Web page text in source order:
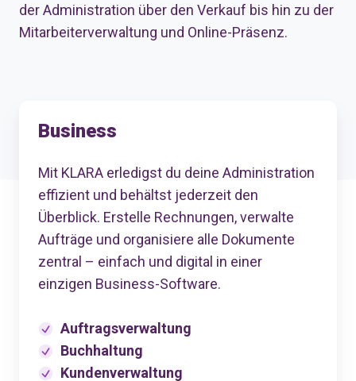
der Administration über den Verkauf bis hin zu der
Mitarbeiterverwaltung und Online-Präsenz.
Business
Mit KLARA erledigst du deine Administration
effizient und behältst jederzeit den
Überblick. Erstelle Rechnungen, verwalte
Aufträge und organisiere alle Dokumente
zentral – einfach und digital in einer
einzigen Business-Software.
Auftragsverwaltung
Buchhaltung
Kundenverwaltung